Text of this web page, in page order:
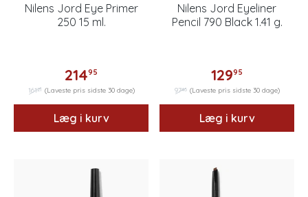
Nilens Jord Eye Primer
250 15 ml.
21495
16121 (Laveste pris sidste 30 dage)
Læg i kurv
Nilens Jord Eyeliner
Pencil 790 Black 1.41 g.
12995
9746 (Laveste pris sidste 30 dage)
Læg i kurv